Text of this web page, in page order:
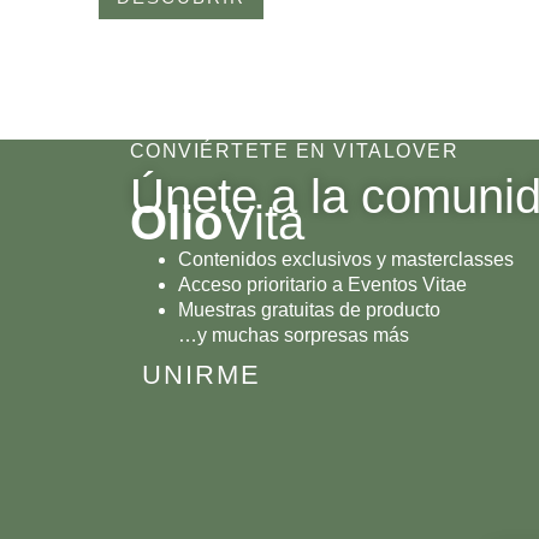
CONVIÉRTETE EN VITALOVER
Únete a la
OlioVita
Contenidos exclusivos y masterclasses
Acceso prioritario a Eventos Vitae
Muestras gratuitas de producto
…y muchas sorpresas más
UNIRME